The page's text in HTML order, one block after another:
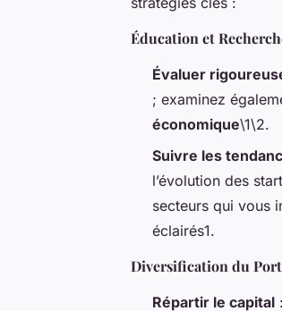
Éducation et
Évaluer
; examinez
économique\1\2.
Suivre les
l’évolution des
secteurs qui vous
éclairés1.
Diversification du
Répartir le capital